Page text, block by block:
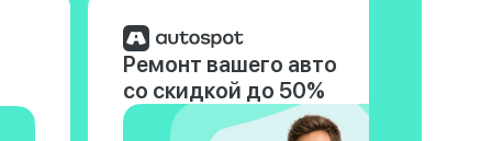
Ремонт вашего авто
со скидкой до 50%